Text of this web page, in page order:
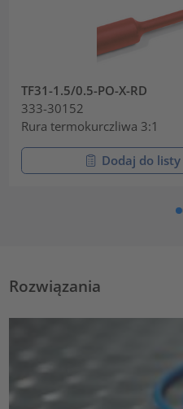
TF31-1.5/0.5-PO-X-RD
333-30152
Rura termokurczliwa 3:1
Dodaj do
Rozwiązania